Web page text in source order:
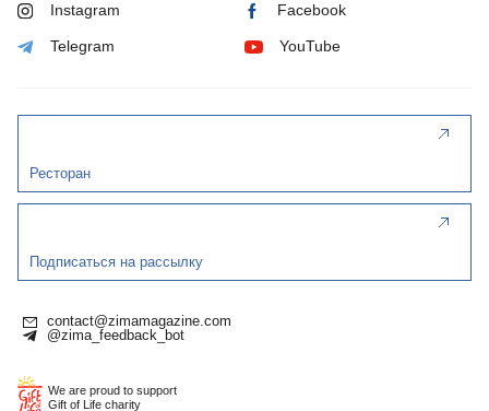
Instagram Facebook
Telegram YouTube
Ресторан
Подписаться на рассылку
contact@zimamagazine.com
@zima_feedback_bot
We are proud to support
Gift of Life charity